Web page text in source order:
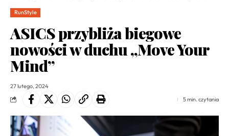
RunStyle
ASICS przybliża biegowe
nowości w duchu „Move Your
Mind”
27 lutego, 2024
5 min. czytania